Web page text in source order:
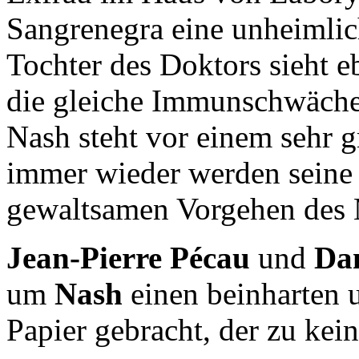
Sangrenegra eine
Tochter des Doktors sieht
die gleiche
Nash steht vor einem sehr
immer wieder werden
gewaltsamen Vorgehen
Jean-Pierre Pécau und
um Nash einen beinharten
Papier gebracht, der zu